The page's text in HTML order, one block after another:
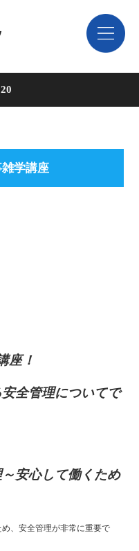
学講座
座！
全管理についてで
安心して働くため
、安全管理が非常に重要で